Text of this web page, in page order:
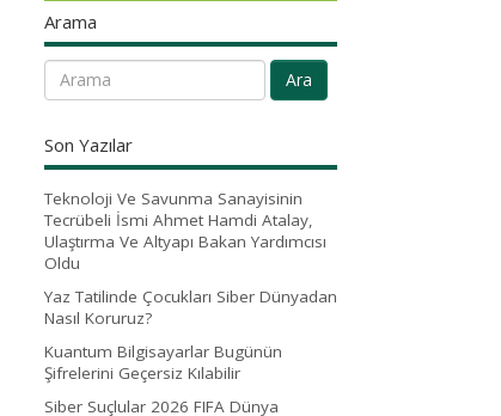
Arama
Ara
Son Yazılar
Teknoloji Ve Savunma Sanayisinin
Tecrübeli İsmi Ahmet Hamdi Atalay,
Ulaştırma Ve Altyapı Bakan Yardımcısı
Oldu
Yaz Tatilinde Çocukları Siber Dünyadan
Nasıl Koruruz?
Kuantum Bilgisayarlar Bugünün
Şifrelerini Geçersiz Kılabilir
Siber Suçlular 2026 FIFA Dünya